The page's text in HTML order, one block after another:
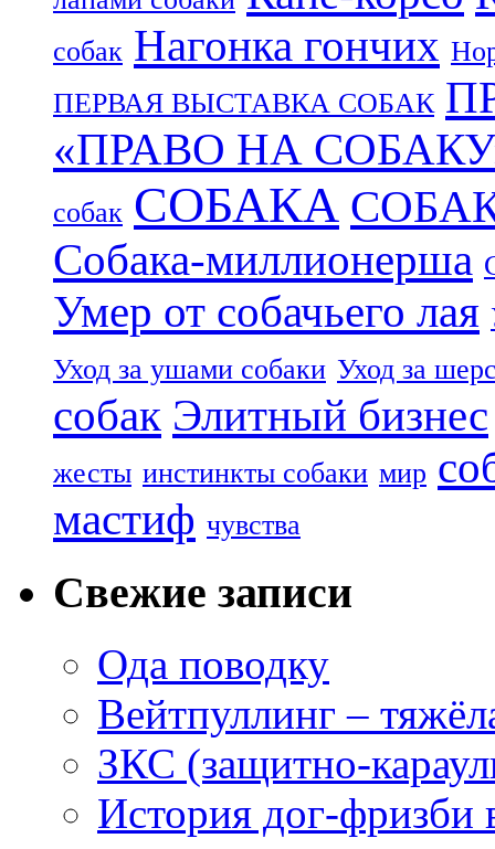
собак Нагонка гончих
ПЕРВАЯ ВЫСТАВКА СОБАК
«ПРАВО НА
собак СОБАКА
Собака-миллионерша
Умер от собачьего лая
Уход за ушами собаки Уход за
собак Элитный бизнес
жесты инстинкты собаки мир
мастиф чувства
Свежие записи
Ода поводку
Вейтпуллинг –
ЗКС (защитно-
История дог-фризби